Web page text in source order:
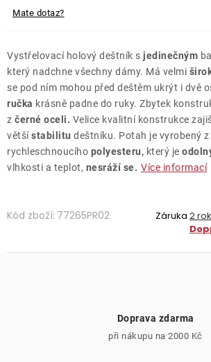
Mate dotaz?
Vystřelovací holový deštník s jedinečným
který nadchne všechny dámy. Má velmi
se pod ním mohou před deštěm ukrýt i dvě
ručka krásně padne do ruky. Zbytek
z černé oceli. Velice kvalitní konstrukce
většístabilitu deštníku. Potah je vyrobený z
rychleschnoucího polyesteru, který je
vlhkosti a teplot, nesráží se. Více informací
Kód zboží: 77265PR02 Záruka 2
Doprava zdarma
při nákupu na 2000 Kč